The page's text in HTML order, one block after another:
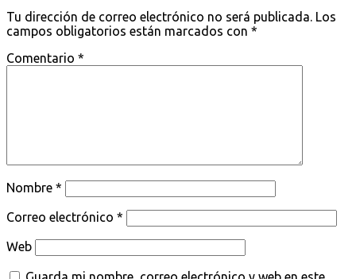
Tu dirección de correo electrónico no será publicada. Los
campos obligatorios están marcados con *
Comentario *
Nombre *
Correo electrónico *
Web